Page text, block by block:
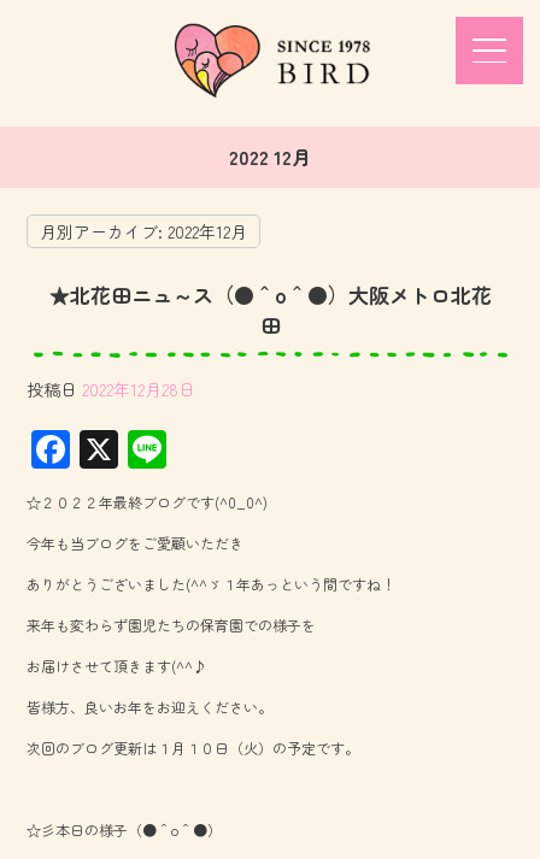
2022 12月
月別アーカイブ:2022年12月
★北花田ニュ～ス（●＾o＾●）大阪メトロ北花
田
投稿日 2022年12月28日
F
ac
e
b
o
ok
X
ne
☆２０２２年最終ブログです(^0_0^)
今年も当ブログをご愛顧いただき
ありがとうございました(^^ゞ１年あっという間ですね！
来年も変わらず園児たちの保育園での様子を
お届けさせて頂きます(^^♪
皆様方、良いお年をお迎えください。
次回のブログ更新は１月１０日（火）の予定です。
☆彡本日の様子（●＾o＾●）